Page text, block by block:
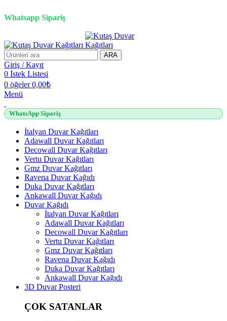
Whatsapp Sipariş
ARA
Giriş / Kayıt
0 İstek Listesi
0 öğeler 0,00₺
Menü
WhatsApp Sipariş
İtalyan Duvar Kağıtları
Adawall Duvar Kağıtları
Decowall Duvar Kağıtları
Vertu Duvar Kağıtları
Gmz Duvar Kağıtları
Ravena Duvar Kağıdı
Duka Duvar Kağıtları
Ankawall Duvar Kağıdı
Duvar Kağıdı
İtalyan Duvar Kağıtları
Adawall Duvar Kağıtları
Decowall Duvar Kağıtları
Vertu Duvar Kağıtları
Gmz Duvar Kağıtları
Ravena Duvar Kağıdı
Duka Duvar Kağıtları
Ankawall Duvar Kağıdı
3D Duvar Posteri
ÇOK SATANLAR